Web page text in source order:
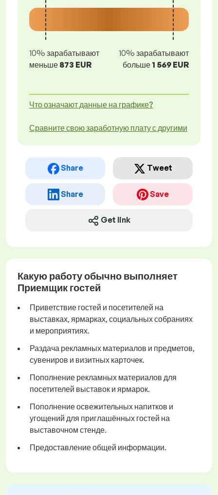
10% зарабатывают
меньше 873 EUR
10% зарабатывают
больше 1 569 EUR
Что означают данные на графике?
Сравните свою заработную плату с другими
Share Tweet
Share Save
Get link
Какую работу обычно выполняет
Приемщик гостей
Приветствие гостей и посетителей на
выставках, ярмарках, социальных собраниях
и мероприятиях.
Раздача рекламных материалов и предметов,
сувениров и визитных карточек.
Пополнение рекламных материалов для
посетителей выставок и ярмарок.
Пополнение освежительных напитков и
угощений для приглашённых гостей на
выставочном стенде.
Предоставление общей информации.